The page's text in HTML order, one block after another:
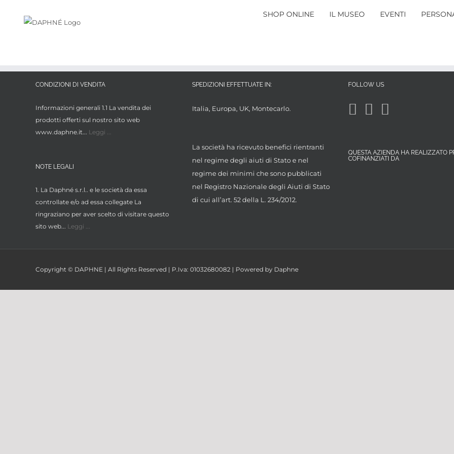
SHOP ONLINE IL MUSEO EVENTI
CONDIZIONI DI VENDITA
Informazioni generali 1.1 La vendita dei
prodotti offerti sul nostro sito web
www.daphne.it... Leggi ...
NOTE LEGALI
1. La Daphné s.r.l.. e le società da essa
controllate e/o ad essa collegate La
ringraziano per aver scelto di visitare questo
sito web... Leggi ...
SPEDIZIONI EFFETTUATE IN:
Italia, Europa, UK, Montecarlo.
La società ha ricevuto benefici rientranti
nel regime degli aiuti di Stato e nel
regime dei minimi che sono pubblicati
nel Registro Nazionale degli Aiuti di Stato
di cui all’art. 52 della L. 234/2012.
FOLLOW US
QUESTA AZIENDA HA REALIZZATO
COFINANZIATI DA
Copyright © DAPHNE | All Rights Reserved | P.Iva: 01032680082 | Powered by Daphne